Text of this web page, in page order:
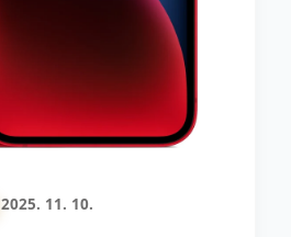
2025. 11. 10.